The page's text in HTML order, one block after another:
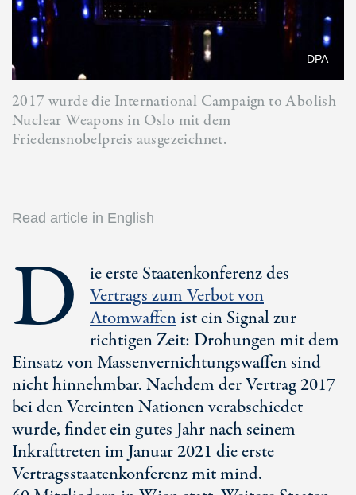
DPA
2017 wurde die International Campaign to Abolish
Nuclear Weapons in Oslo mit dem
Friedensnobelpreis ausgezeichnet.
Read article in English
D
ie erste Staatenkonferenz des
Vertrags zum Verbot von
Atomwaffenist ein Signal zur
richtigen Zeit: Drohungen mit dem
Einsatz von Massenvernichtungswaffen sind
nicht hinnehmbar. Nachdem der Vertrag 2017
bei den Vereinten Nationen verabschiedet
wurde, findet ein gutes Jahr nach seinem
Inkrafttreten im Januar 2021 die erste
Vertragsstaatenkonferenz mit mind.